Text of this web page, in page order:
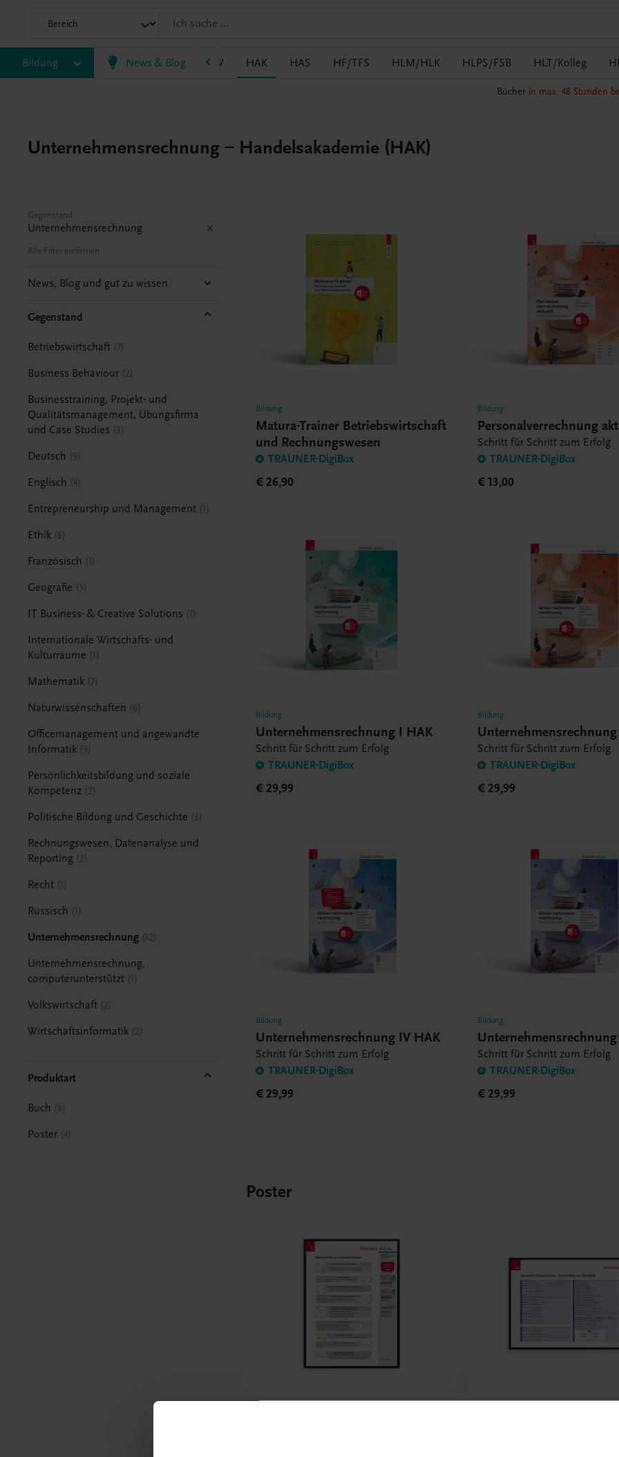
Bildung News & Blog
BASOP BRP BS EWF/ZWF FW HAK HAS HF/TFS HLM/HLK HLPS/FSB HLT/Kolleg
Bücher in max. 48 Stunden
Unternehmensrechnung – Handelsakademie (HAK)
Gegenstand
Unternehmensrechnung
Alle Filter entfernen
News, Blog und gut zu wissen
Gegenstand
Betriebswirtschaft 7
Business Behaviour 2
Businesstraining, Projekt- und
Qualitätsmanagement, Übungsfirma
und Case Studies
3
Deutsch 9
Englisch 4
Entrepreneurship und Management 1
Ethik 6
Französisch 1
Geografie 3
IT Business- & Creative Solutions 1
Internationale Wirtschafts- und
Kulturräume
1
Mathematik 7
Naturwissenschaften 6
Officemanagement und angewandte
Informatik 9
Persönlichkeitsbildung und soziale
Kompetenz 2
Politische Bildung und Geschichte 3
Rechnungswesen, Datenanalyse und
Reporting 2
Recht 1
Russisch 1
Unternehmensrechnung 12
Unternehmensrechnung,
computerunterstützt 1
Volkswirtschaft 2
Wirtschaftsinformatik 2
Produktart
Buch 8
Poster 4
Bildung
Matura-Trainer Betriebswirtschaft
und Rechnungswesen
TRAUNER-DigiBox
€ 26,90
Bildung
Personalverrechnung
Schritt für Schritt zum Erfolg
TRAUNER-DigiBox
€ 13,00
Bildung
Unternehmensrechnung I HAK
Schritt für Schritt zum Erfolg
TRAUNER-DigiBox
€ 29,99
Bildung
Schritt für Schritt zum Erfolg
TRAUNER-DigiBox
€ 29,99
Bildung
Unternehmensrechnung IV HAK
Schritt für Schritt zum Erfolg
TRAUNER-DigiBox
€ 29,99
Bildung
Schritt für Schritt zum Erfolg
TRAUNER-DigiBox
€ 29,99
Poster